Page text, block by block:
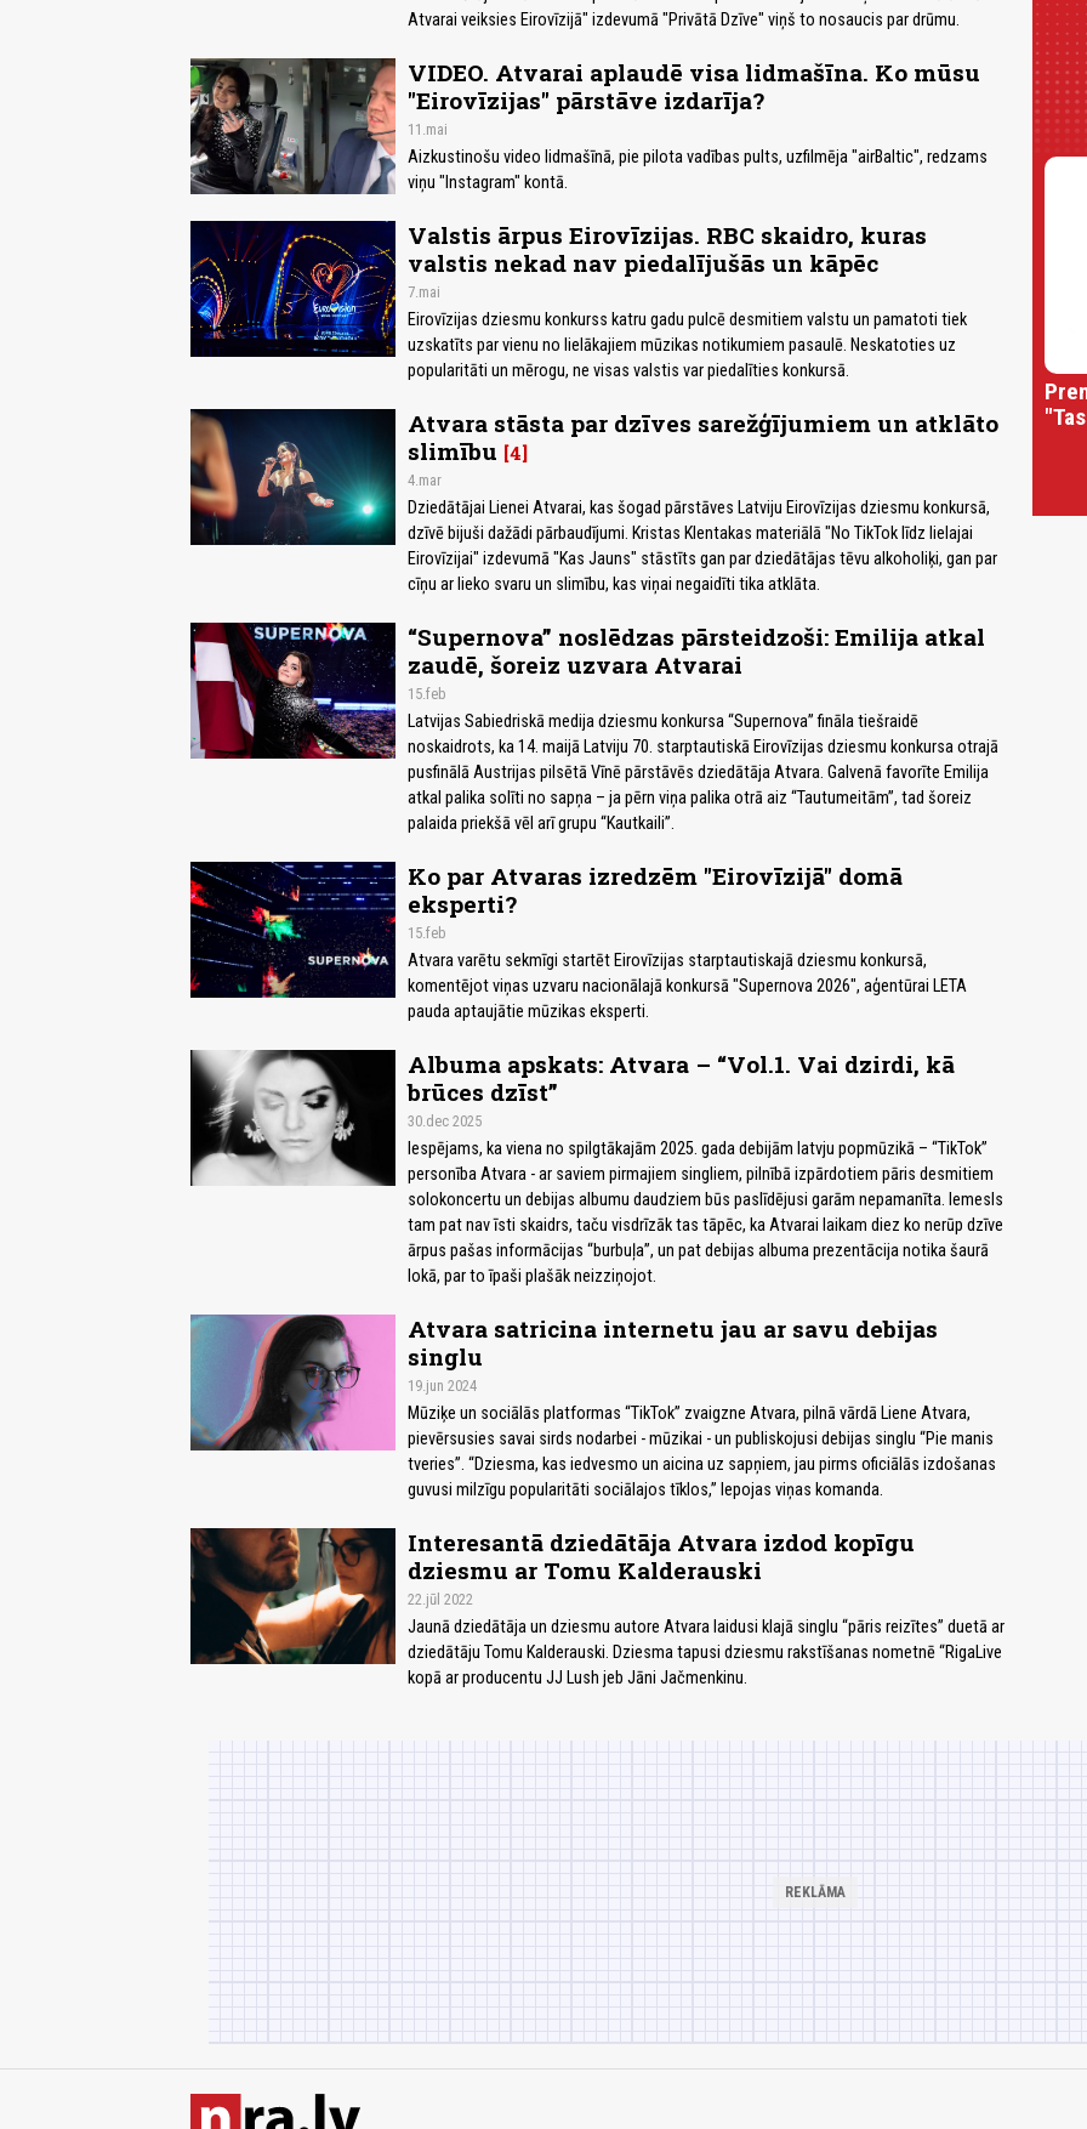
Atvarai veiksies Eirovīzijā" izdevumā "Privātā Dzīve" viņš to nosaucis par drūmu.
VIDEO. Atvarai aplaudē visa lidmašīna. Ko mūsu
"Eirovīzijas" pārstāve izdarīja?
11.mai
Aizkustinošu video lidmašīnā, pie pilota vadības pults, uzfilmēja "airBaltic", redzams
viņu "Instagram" kontā.
Valstis ārpus Eirovīzijas. RBC skaidro, kuras
valstis nekad nav piedalījušās un kāpēc
7.mai
Eirovīzijas dziesmu konkurss katru gadu pulcē desmitiem valstu un pamatoti tiek
uzskatīts par vienu no lielākajiem mūzikas notikumiem pasaulē. Neskatoties uz
popularitāti un mērogu, ne visas valstis var piedalīties konkursā.
Atvara stāsta par dzīves sarežģījumiem un atklāto
slimību 4
4.mar
Dziedātājai Lienei Atvarai, kas šogad pārstāves Latviju Eirovīzijas dziesmu konkursā,
dzīvē bijuši dažādi pārbaudījumi. Kristas Klentakas materiālā "No TikTok līdz lielajai
Eirovīzijai" izdevumā "Kas Jauns" stāstīts gan par dziedātājas tēvu alkoholiķi, gan par
cīņu ar lieko svaru un slimību, kas viņai negaidīti tika atklāta.
“Supernova” noslēdzas pārsteidzoši: Emilija atkal
zaudē, šoreiz uzvara Atvarai
15.feb
Latvijas Sabiedriskā medija dziesmu konkursa “Supernova” fināla tiešraidē
noskaidrots, ka 14. maijā Latviju 70. starptautiskā Eirovīzijas dziesmu konkursa otrajā
pusfinālā Austrijas pilsētā Vīnē pārstāvēs dziedātāja Atvara. Galvenā favorīte Emilija
atkal palika solīti no sapņa – ja pērn viņa palika otrā aiz “Tautumeitām”, tad šoreiz
palaida priekšā vēl arī grupu “Kautkaili”.
Ko par Atvaras izredzēm "Eirovīzijā" domā
eksperti?
15.feb
Atvara varētu sekmīgi startēt Eirovīzijas starptautiskajā dziesmu konkursā,
komentējot viņas uzvaru nacionālajā konkursā "Supernova 2026", aģentūrai LETA
pauda aptaujātie mūzikas eksperti.
Albuma apskats: Atvara – “Vol.1. Vai dzirdi, kā
brūces dzīst”
30.dec 2025
Iespējams, ka viena no spilgtākajām 2025. gada debijām latvju popmūzikā – “TikTok”
personība Atvara - ar saviem pirmajiem singliem, pilnībā izpārdotiem pāris desmitiem
solokoncertu un debijas albumu daudziem būs paslīdējusi garām nepamanīta. Iemesls
tam pat nav īsti skaidrs, taču visdrīzāk tas tāpēc, ka Atvarai laikam diez ko nerūp dzīve
ārpus pašas informācijas “burbuļa”, un pat debijas albuma prezentācija notika šaurā
lokā, par to īpaši plašāk neizziņojot.
Atvara satricina internetu jau ar savu debijas
singlu
19.jun 2024
Mūziķe un sociālās platformas “TikTok” zvaigzne Atvara, pilnā vārdā Liene Atvara,
pievērsusies savai sirds nodarbei - mūzikai - un publiskojusi debijas singlu “Pie manis
tveries”. “Dziesma, kas iedvesmo un aicina uz sapņiem, jau pirms oficiālās izdošanas
guvusi milzīgu popularitāti sociālajos tīklos,” lepojas viņas komanda.
Interesantā dziedātāja Atvara izdod kopīgu
dziesmu ar Tomu Kalderauski
22.jūl 2022
Jaunā dziedātāja un dziesmu autore Atvara laidusi klajā singlu “pāris reizītes” duetā ar
dziedātāju Tomu Kalderauski. Dziesma tapusi dziesmu rakstīšanas nometnē “RigaLive
kopā ar producentu JJ Lush jeb Jāni Jačmenkinu.